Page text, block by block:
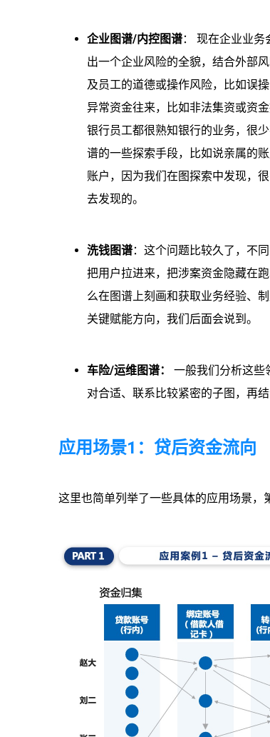
企业图谱/内控图谱： 现在企业业
出一个企业风险的全貌，结合外部
及员工的道德或操作风险，比如误
异常资金往来，比如非法集资或资
银行员工都很熟知银行的业务，很
谱的一些探索手段，比如说亲属的
账户，因为我们在图探索中发现，
去发现的。
洗钱图谱：这个问题比较久了，不
把用户拉进来，把涉案资金隐藏在
么在图谱上刻画和获取业务经验、
关键赋能方向，我们后面会说到。
车险/运维图谱：
一般我们分析这些
对合适、联系比较紧密的子图，再
应用场景1：贷后资金流向
这里也简单列举了一些具体的应用场景，